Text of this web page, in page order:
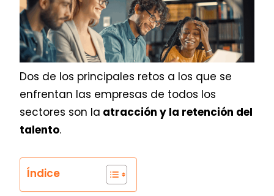
Dos de los principales retos a los que se
enfrentan las empresas de todos los
sectores son la atracción y la retención del
talento.
Índice